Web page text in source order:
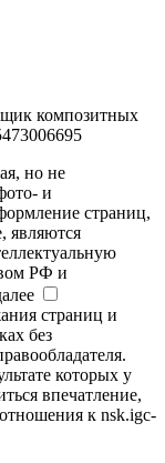
композитных
но не
и
страниц,
являются
РФ и
страниц и
без
которых у
впечатление,
к nsk.igc-